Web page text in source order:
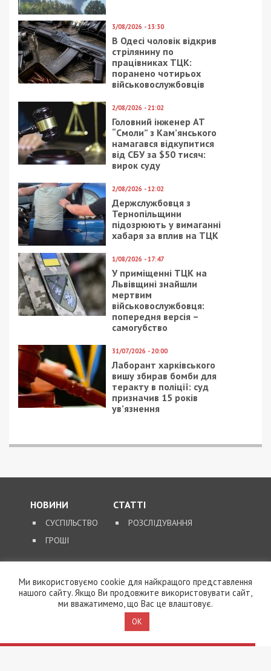
3/08/2026 - 13:30
В Одесі чоловік відкрив
стрілянину по
працівниках ТЦК:
поранено чотирьох
військовослужбовців
2/08/2026 - 21:02
Головний інженер АТ
“Смоли” з Кам’янського
намагався відкупитися
від СБУ за $50 тисяч:
вирок суду
2/08/2026 - 12:02
Держслужбовця з
Тернопільщини
підозрюють у вимаганні
хабаря за вплив на ТЦК
1/08/2026 - 17:47
У приміщенні ТЦК на
Львівщині знайшли
мертвим
військовослужбовця:
попередня версія –
самогубство
31/07/2026 - 20:00
Лаборант харківського
вишу збирав бомби для
теракту в поліції: суд
призначив 15 років
ув’язнення
НОВИНИ
СУСПІЛЬСТВО
ГРОШІ
СТАТТІ
РОЗСЛІДУВАННЯ
КОНТАКТИ
Ми використовуємо cookie для найкращого представлення
нашого сайту. Якщо Ви продовжите використовувати сайт,
ми вважатимемо, що Вас це влаштовує.
OK